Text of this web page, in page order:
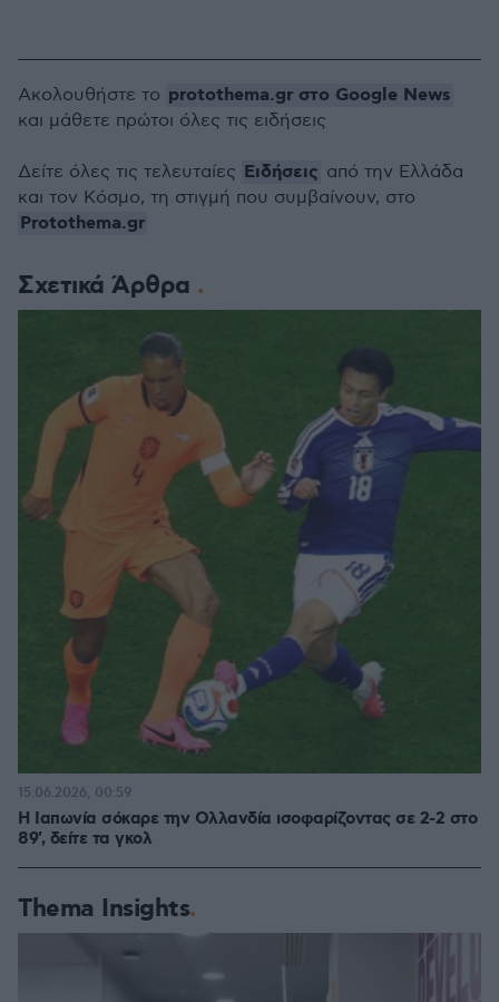
Σχετικά Άρθρα
Η Ιαπωνία σόκαρε την Ολλανδία ισοφαρίζοντας σε 2-2 στο
89', δείτε τα γκολ
15.06.2026, 00:59
Thema Insights
Ακολουθήστε το protothema.gr στο Google News
και μάθετε πρώτοι όλες τις ειδήσεις
Δείτε όλες τις τελευταίες Ειδήσεις από την Ελλάδα
και τον Κόσμο, τη στιγμή που συμβαίνουν, στο
Protothema.gr